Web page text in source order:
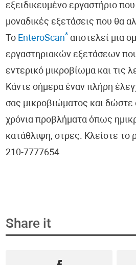
εξειδικευμένο εργαστήριο
μοναδικές εξετάσεις που θα
Το EnteroScan® αποτελεί μια
εργαστηριακών εξετάσεων
εντερικό μικροβίωμα και τις
Κάντε σήμερα έναν πλήρη
σας μικροβιώματος και δώστε
χρόνια προβλήματα όπως
κατάθλιψη, στρες. Κλείστε το
210-7777654
Share it